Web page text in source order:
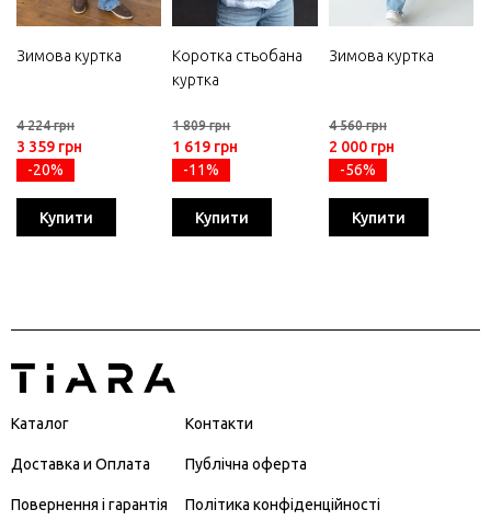
Зимова куртка
4 224 грн
3 359 грн
-20%
Купити
Коротка стьобана
куртка
1 809 грн
1 619 грн
-11%
Купити
Зимова куртка
4 560 грн
2 000 грн
-56%
Купити
Каталог
Доставка и Оплата
Повернення і гарантія
Контакти
Публічна оферта
Політика конфіденційності